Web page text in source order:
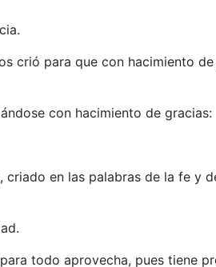
crió para que con hacimiento
con hacimiento de gracias:
en las palabras de la fe y
todo aprovecha, pues tiene